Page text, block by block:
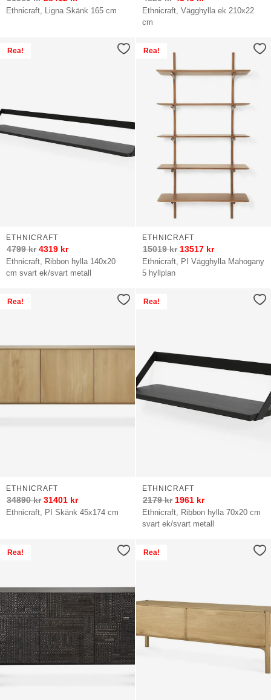
Ethnicraft, Ligna Skänk 165 cm
Ethnicraft, Vägghylla ek 210x22
cm
Rea!
Ethnicraft, Ribbon hylla 140x20
cm svart ek/svart metall
ETHNICRAFT
4799kr 4319 kr
Rea!
Ethnicraft, PI Vägghylla Mahogany
5 hyllplan
ETHNICRAFT
15019kr 13517 kr
Rea!
Ethnicraft, PI Skänk 45x174 cm
ETHNICRAFT
34890kr 31401 kr
Rea!
Ethnicraft, Ribbon hylla 70x20 cm
svart ek/svart metall
ETHNICRAFT
2179kr 1961 kr
Rea! Rea!